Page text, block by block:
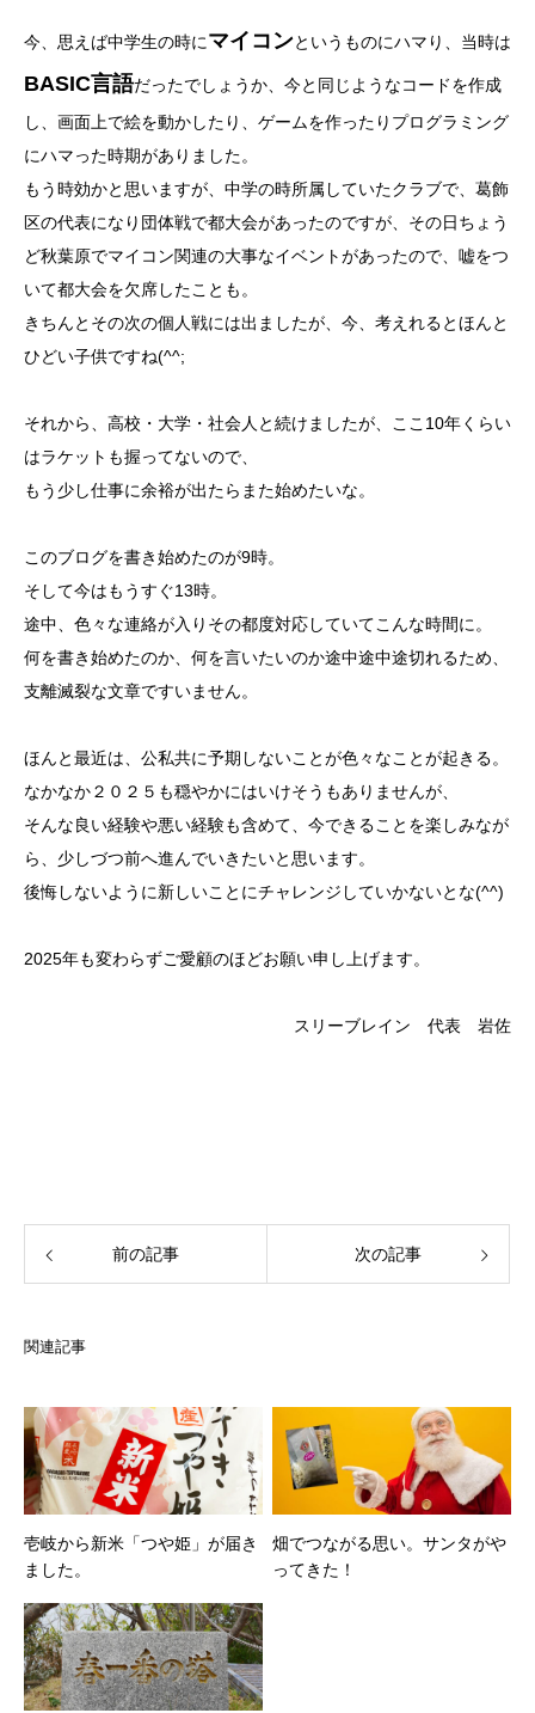
今、思えば中学生の時にマイコンというものにハマり、当時は
BASIC言語だったでしょうか、今と同じようなコードを作成
し、画面上で絵を動かしたり、ゲームを作ったりプログラミング
にハマった時期がありました。
もう時効かと思いますが、中学の時所属していたクラブで、葛飾
区の代表になり団体戦で都大会があったのですが、その日ちょう
ど秋葉原でマイコン関連の大事なイベントがあったので、嘘をつ
いて都大会を欠席したことも。
きちんとその次の個人戦には出ましたが、今、考えれるとほんと
ひどい子供ですね(^^;
それから、高校・大学・社会人と続けましたが、ここ10年くらい
はラケットも握ってないので、
もう少し仕事に余裕が出たらまた始めたいな。
このブログを書き始めたのが9時。
そして今はもうすぐ13時。
途中、色々な連絡が入りその都度対応していてこんな時間に。
何を書き始めたのか、何を言いたいのか途中途中途切れるため、
支離滅裂な文章ですいません。
ほんと最近は、公私共に予期しないことが色々なことが起きる。
なかなか２０２５も穏やかにはいけそうもありませんが、
そんな良い経験や悪い経験も含めて、今できることを楽しみなが
ら、少しづつ前へ進んでいきたいと思います。
後悔しないように新しいことにチャレンジしていかないとな(^^)
2025年も変わらずご愛顧のほどお願い申し上げます。
スリーブレイン 代表 岩佐
前の記事 次の記事
関連記事
壱岐から新米「つや姫」が届き
ました。
畑でつながる思い。サンタがや
ってきた！